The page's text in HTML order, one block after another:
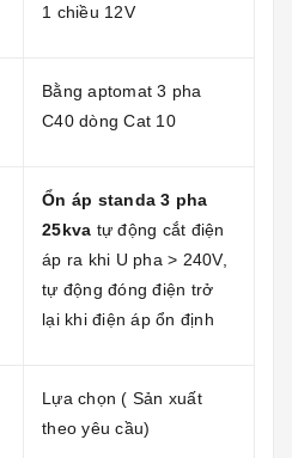
1 chiều 12V
Bằng aptomat 3 pha
C40 dòng Cat 10
Ổn áp standa 3 pha
25kva tự động cắt điện
áp ra khi U pha > 240V,
tự động đóng điện trở
lại khi điện áp ổn định
Lựa chọn ( Sản xuất
theo yêu cầu)